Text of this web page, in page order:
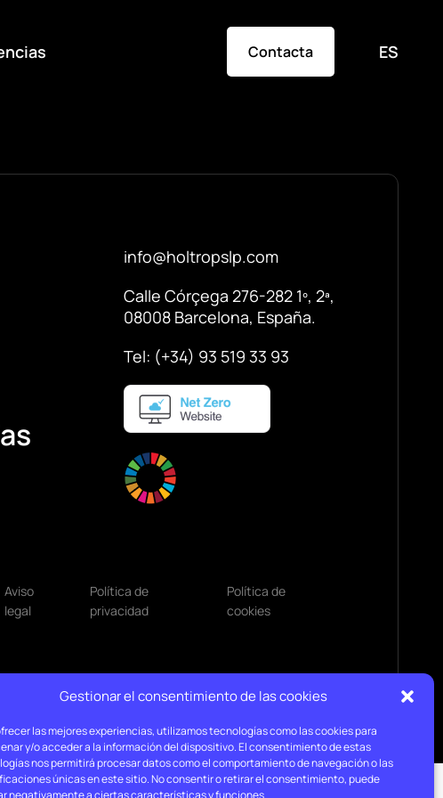
Gestionar el consentimiento de las cookies
las mejores experiencias, utilizamos tecnologías como las cookies para
y/o acceder a la información del dispositivo. El consentimiento de estas
nos permitirá procesar datos como el comportamiento de navegación o las
únicas en este sitio. No consentir o retirar el consentimiento, puede
negativamente a ciertas características y funciones.
Contacta ES
info@holtropslp.com
Calle Córçega 276-282 1º, 2ª,
08008 Barcelona, España.
Tel: (+34) 93 519 33 93
Aviso
legal
Política de
privacidad
Política de
cookies